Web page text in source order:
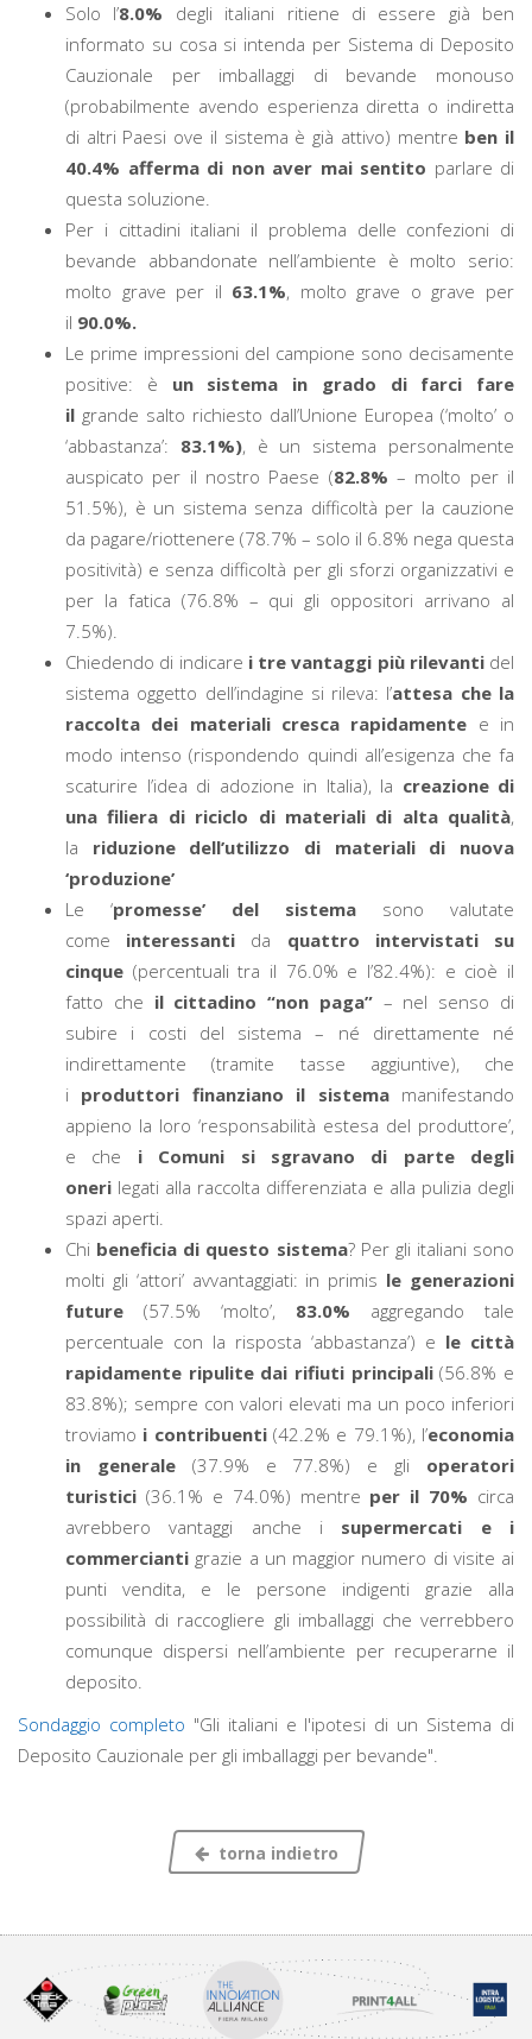
Solo l’8.0% degli italiani ritiene di essere già ben
informato su cosa si intenda per Sistema di Deposito
Cauzionale per imballaggi di bevande monouso
(probabilmente avendo esperienza diretta o indiretta
di altri Paesi ove il sistema è già attivo) mentre ben il
40.4% afferma di non aver mai sentito parlare di
questa soluzione.
Per i cittadini italiani il problema delle confezioni di
bevande abbandonate nell’ambiente è molto serio:
molto grave per il 63.1%, molto grave o grave per
il 90.0%.
Le prime impressioni del campione sono decisamente
positive: è un sistema in grado di farci fare
il grande salto richiesto dall’Unione Europea (‘molto’ o
‘abbastanza’: 83.1%), è un sistema personalmente
auspicato per il nostro Paese (82.8% – molto per il
51.5%), è un sistema senza difficoltà per la cauzione
da pagare/riottenere (78.7% – solo il 6.8% nega questa
positività) e senza difficoltà per gli sforzi organizzativi e
per la fatica (76.8% – qui gli oppositori arrivano al
7.5%).
Chiedendo di indicare i tre vantaggi più rilevantidel
sistema oggetto dell’indagine si rileva: l’attesa che la
raccolta dei materiali cresca rapidamente e in
modo intenso (rispondendo quindi all’esigenza che fa
scaturire l’idea di adozione in Italia), la creazione di
una filiera di riciclo di materiali di alta qualità,
la riduzione dell’utilizzo di materiali di nuova
‘produzione’
Le ‘promesse’ del sistema sono valutate
come interessanti da quattro intervistati su
cinque (percentuali tra il 76.0% e l’82.4%): e cioè il
fatto che il cittadino “non paga”– nel senso di
subire i costi del sistema – né direttamente né
indirettamente (tramite tasse aggiuntive), che
i produttori finanziano il sistemamanifestando
appieno la loro ‘responsabilità estesa del produttore’,
e che i Comuni si sgravano di parte degli
oneri legati alla raccolta differenziata e alla pulizia degli
spazi aperti.
Chi beneficia di questo sistema? Per gli italiani sono
molti gli ‘attori’ avvantaggiati: in primis le generazioni
future (57.5% ‘molto’, 83.0% aggregando tale
percentuale con la risposta ‘abbastanza’) e le città
rapidamente ripulite dai rifiuti principali(56.8% e
83.8%); sempre con valori elevati ma un poco inferiori
troviamo i contribuenti(42.2% e 79.1%), l’economia
in generale(37.9% e 77.8%) e gli operatori
turistici (36.1% e 74.0%) mentre per il 70% circa
avrebbero vantaggi anche i supermercati e i
commercianti grazie a un maggior numero di visite ai
punti vendita, e le persone indigenti grazie alla
possibilità di raccogliere gli imballaggi che verrebbero
comunque dispersi nell’ambiente per recuperarne il
deposito.
Sondaggio completo "Gli italiani e l'ipotesi di un Sistema di
Deposito Cauzionale per gli imballaggi per bevande".
torna indietro